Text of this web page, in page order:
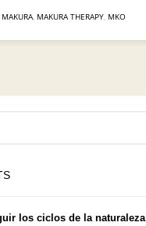
MAKURA, MAKURA THERAPY, MKO
los ciclos de la naturaleza